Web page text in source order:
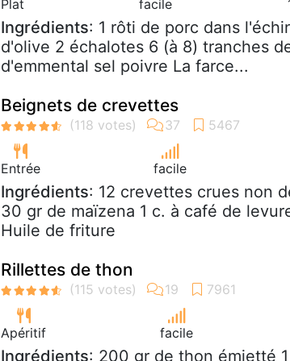
Plat facile
Ingrédients: 1 rôti de porc dans
d'olive 2 échalotes 6 (à 8) tranches
d'emmental sel poivre La farce...
Beignets de crevettes
Entrée facile
Ingrédients: 12 crevettes crues non
30 gr de maïzena 1 c. à café de
Huile de friture
Rillettes de thon
Apéritif facile
Ingrédients: 200 gr de thon émietté